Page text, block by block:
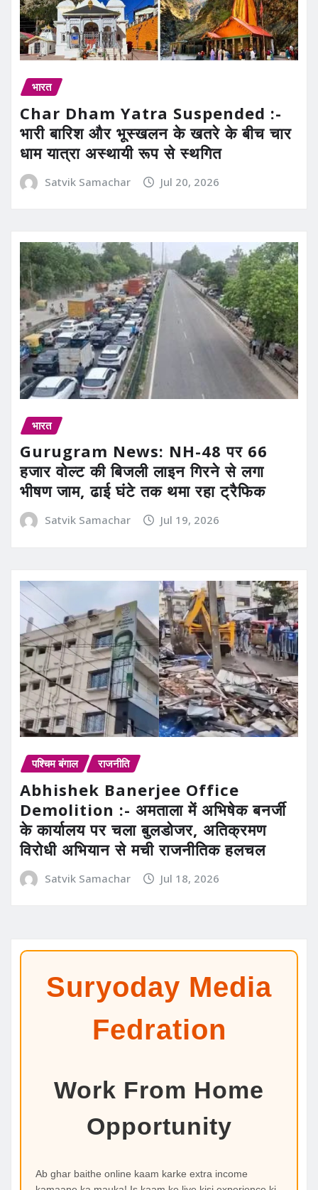
भारत
Char Dham Yatra Suspended :-
भारी बारिश और भूस्खलन के खतरे के बीच चार
धाम यात्रा अस्थायी रूप से स्थगित
Satvik Samachar Jul 20, 2026
भारत
Gurugram News: NH-48 पर 66
हजार वोल्ट की बिजली लाइन गिरने से लगा
भीषण जाम, ढाई घंटे तक थमा रहा ट्रैफिक
Satvik Samachar Jul 19, 2026
पश्चिम बंगाल राजनीति
Abhishek Banerjee Office
Demolition :- अमताला में अभिषेक बनर्जी
के कार्यालय पर चला बुलडोजर, अतिक्रमण
विरोधी अभियान से मची राजनीतिक हलचल
Satvik Samachar Jul 18, 2026
Suryoday Media
Fedration
Work From Home
Opportunity
Ab ghar baithe online kaam karke extra income